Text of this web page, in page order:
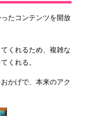
たコンテンツを開放
くれるため、複雑な
くれる。
かげで、本来のアク